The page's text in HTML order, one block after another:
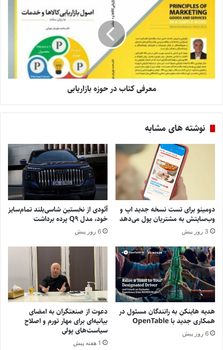
معرفی ‌کتاب ‌در ‌حوزه ‌بازاریابی
نوشته های مشابه
دومینو برای تست نسخه جدید اپ و
وب‌سایتش به مشتریان پول می‌دهد
3 روز پیش
آئودی از نخستین شاسی‌بلند تمام‌سایز
خود، مدل Q9 پرده برداشت
6 روز پیش
هدیه هاینکن به رانندگان مسئول در
همکاری جدید با OpenTable
6 روز پیش
دعوت از صنعتگران به امضای
بیانیه‌ای برای مهار تورم و اصلاح
سیاست‌های پولی
1 هفته پیش